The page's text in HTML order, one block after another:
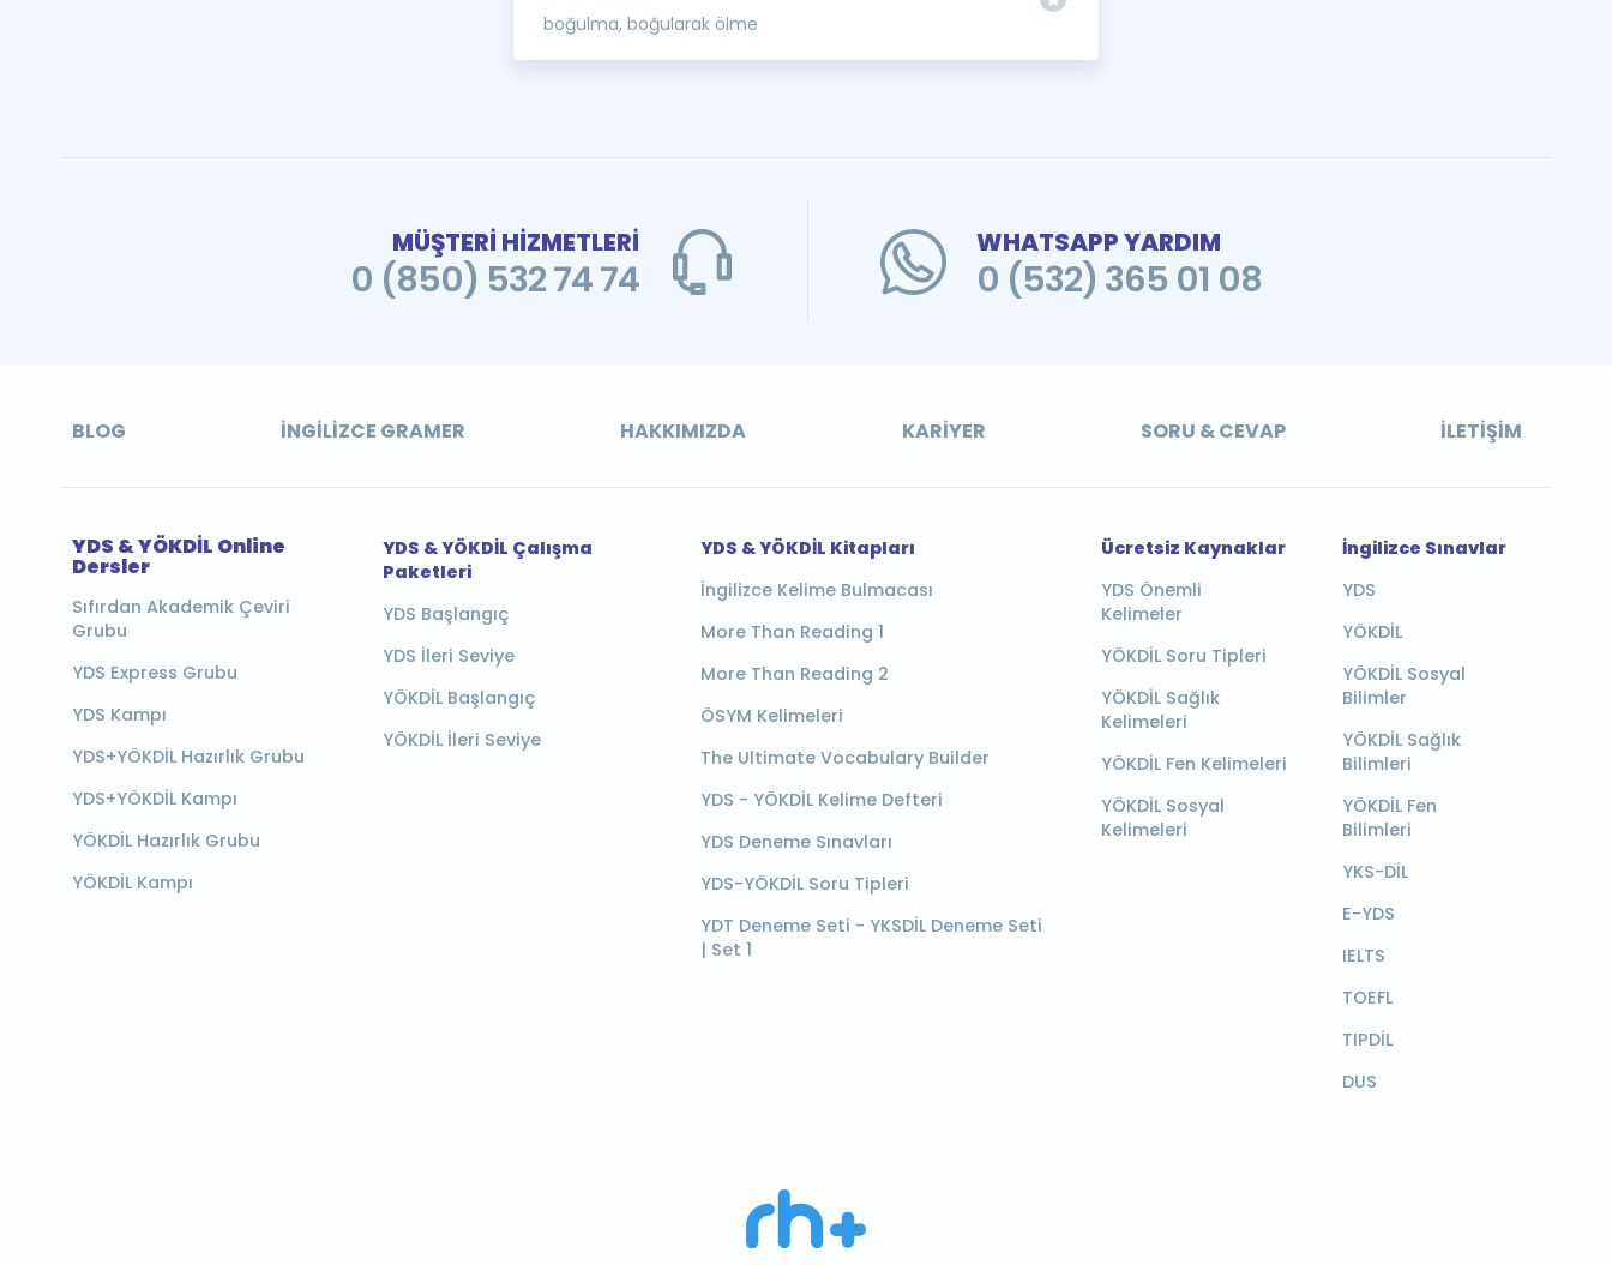
boğulma, boğularak ölme
MÜŞTERİ HİZMETLERİ
0 (850) 532 74 74
WHATSAPP YARDIM
0 (532) 365 01 08
BLOG İNGILIZCE GRAMER HAKKIMIZDA KARIYER SORU & CEVAP İLETIŞIM
YDS & YÖKDİL Online
Dersler
Sıfırdan Akademik Çeviri
Grubu
YDS Express Grubu
YDS Kampı
YDS+YÖKDİL Hazırlık Grubu
YDS+YÖKDİL Kampı
YÖKDİL Hazırlık Grubu
YÖKDİL Kampı
YDS & YÖKDİL Çalışma
Paketleri
YDS Başlangıç
YDS İleri Seviye
YÖKDİL Başlangıç
YÖKDİL İleri Seviye
YDS & YÖKDİL Kitapları
İngilizce Kelime Bulmacası
More Than Reading 1
More Than Reading 2
ÖSYM Kelimeleri
The Ultimate Vocabulary Builder
YDS - YÖKDİL Kelime Defteri
YDS Deneme Sınavları
YDS-YÖKDİL Soru Tipleri
YDT Deneme Seti - YKSDİL Deneme Seti
| Set 1
Ücretsiz Kaynaklar
YDS Önemli
Kelimeler
YÖKDİL Soru Tipleri
YÖKDİL Sağlık
Kelimeleri
YÖKDİL Fen Kelimeleri
YÖKDİL Sosyal
Kelimeleri
İngilizce Sınavlar
YDS
YÖKDİL
YÖKDİL Sosyal
Bilimler
YÖKDİL Sağlık
Bilimleri
YÖKDİL Fen
Bilimleri
YKS-DİL
E-YDS
IELTS
TOEFL
TIPDİL
DUS